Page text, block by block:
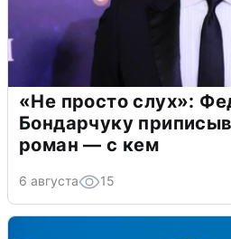
«Не просто слух»:
Бондарчуку
роман — с кем
6 августа 15